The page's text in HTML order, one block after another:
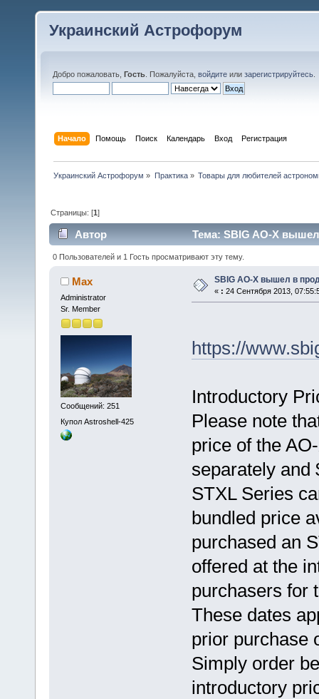
Украинский Астрофорум
Добро пожаловать, Гость . Пожалуйста, войдите или зарегистрируйтесь
Начало Помощь Поиск Календарь Вход Регистрация
Украинский Астрофорум » Практика» Товары для любителей
Страницы: [1]
Автор Тема: SBIG AO-X
0 Пользователей и 1 Гость просматривают эту тему.
Max
Administrator
Sr. Member
Сообщений: 251
Купол Astroshell-425
SBIG AO-X вышел в
« : 24 Сентября 2013,
https://
Introductory
Please note
price of the
separately and
STXL Series
bundled price
purchased an
offered at the
purchasers for
These dates
prior purchase
Simply order
introductory